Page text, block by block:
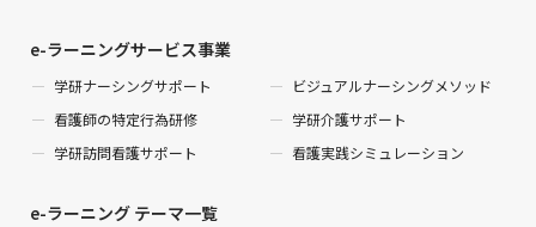
e-ラーニングサービス事業
学研ナーシングサポート
ビジュアルナーシングメソッド
看護師の特定行為研修
学研介護サポート
学研訪問看護サポート
看護実践シミュレーション
e-ラーニング テーマ一覧